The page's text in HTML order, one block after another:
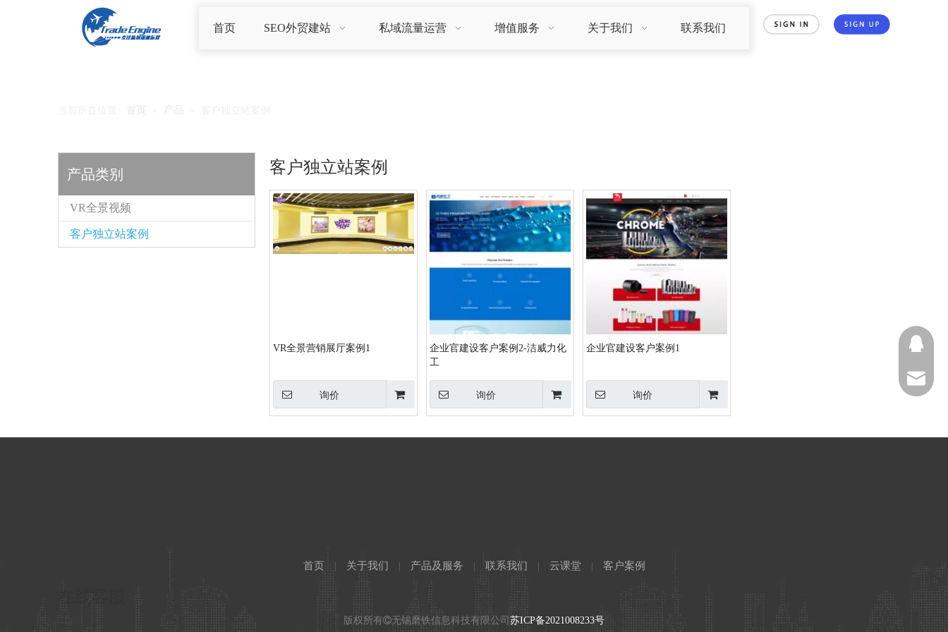
首页 SEO外贸建站 私域流量运营 增值服务 关于我们 联系我们
QQ在线
QQ在线
邮箱
产品类别
VR全景视频
客户独立站案例
客户独立站案例
VR全景营销展厅案例1
询价
企业官建设客户案例2-洁威力化
工
询价
企业官建设客户案例1
询价
首页 | 关于我们 | 产品及服务 | 联系我们 | 云课堂 | 客户案例
在线客服
版权所有无锡磨铁信息科技有限公司 苏ICP备2021008233号